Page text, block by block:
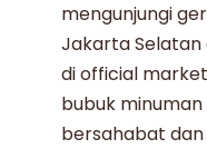
mengunjungi
Jakarta
di official
bubuk minuman
bersahabat